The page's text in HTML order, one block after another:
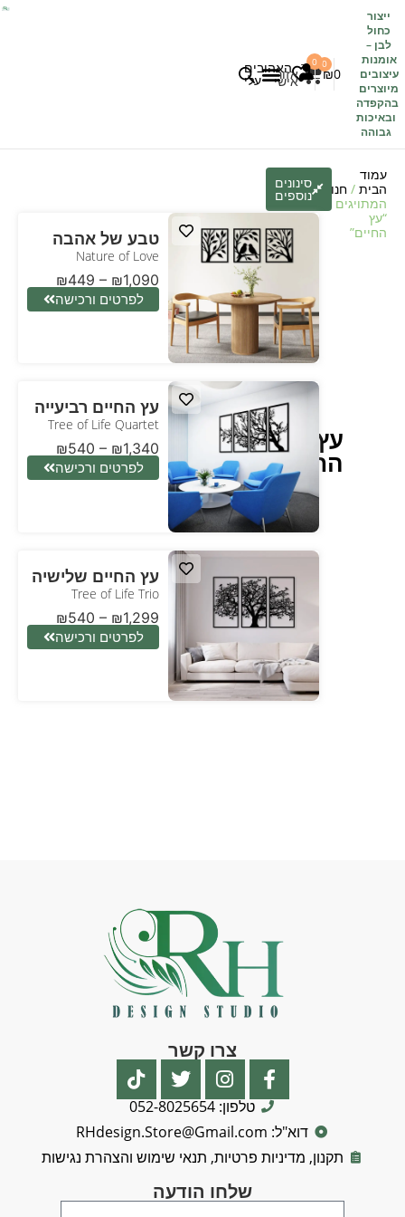
ייצור
כחול
לבן –
אומנות
עיצובים
מיוצרים
בהקפדה
ובאיכות
גבוהה
₪0
0 האהובים
עלי
0
אזור
אישי
עמוד
הבית / חנות/ מוצרים
המתויגים
“עץ
החיים”
עץ
החיים
סינונים
נוספים
טבע של אהבה
Nature of Love
₪449 – ₪1,090
לפרטים ורכישה
עץ החיים רביעייה
Tree of Life Quartet
₪540 – ₪1,340
לפרטים ורכישה
עץ החיים שלישיה
Tree of Life Trio
₪540 – ₪1,299
לפרטים ורכישה
צרו קשר
טלפון: 052-8025654
דוא"ל: RHdesign.Store@Gmail.com
תקנון, מדיניות פרטיות, תנאי שימוש והצהרת נגישות
שלחו הודעה